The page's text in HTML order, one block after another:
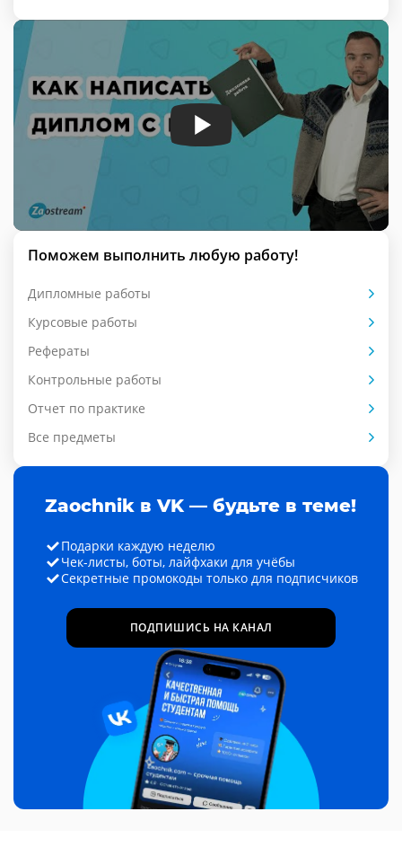
Поможем выполнить любую работу!
Дипломные работы
Курсовые работы
Рефераты
Контрольные работы
Отчет по практике
Все предметы
Zaochnik в VK — будьте в теме!
Подарки каждую неделю
Чек-листы, боты, лайфхаки для учёбы
Секретные промокоды только для подписчиков
ПОДПИШИСЬ НА КАНАЛ